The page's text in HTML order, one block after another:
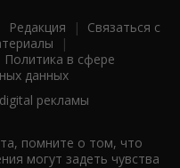
Редакция | Связаться с
|
Политика в сфере
данных
рекламы
помните о том, что
могут задеть чувства